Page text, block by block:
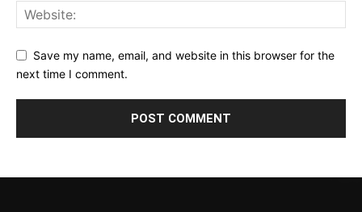
Save my name, email, and website in this browser for the
next time I comment.